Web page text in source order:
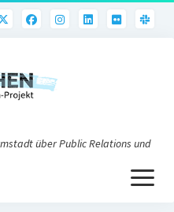
über Public Relations und
Menü
öffnen